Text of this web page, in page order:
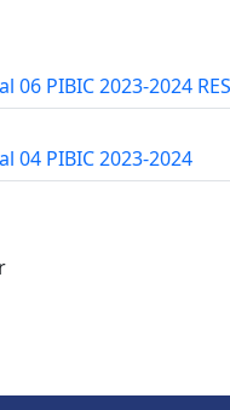
06 PIBIC 2023-2024
04 PIBIC 2023-2024